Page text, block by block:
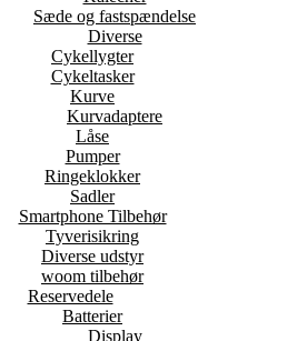
Sæde og fastspændelse
Diverse
Cykellygter
Cykeltasker
Kurve
Kurvadaptere
Låse
Pumper
Ringeklokker
Sadler
Smartphone Tilbehør
Tyverisikring
Diverse udstyr
woom tilbehør
Reservedele
Batterier
Display